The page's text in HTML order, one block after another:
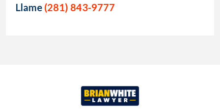
Llame (281) 843-9777